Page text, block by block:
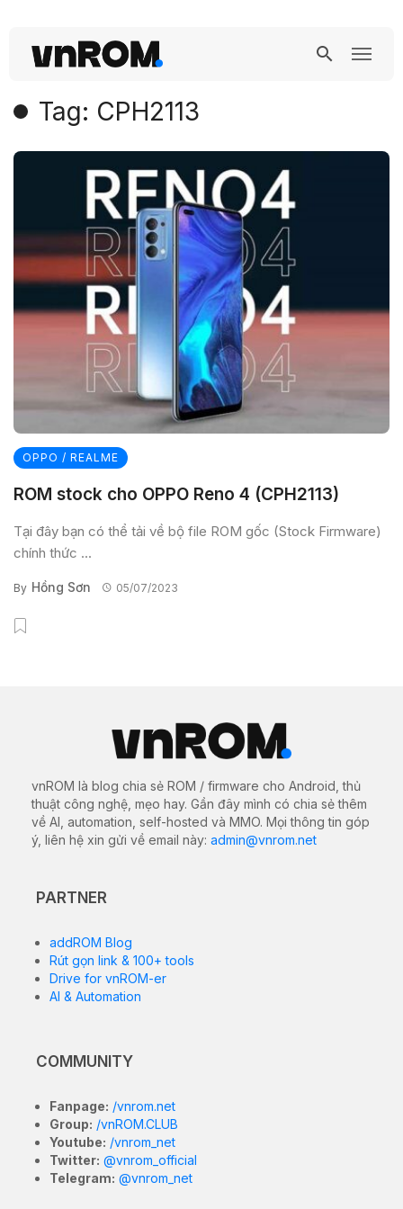
Tag: CPH2113
OPPO / REALME
ROM stock cho OPPO Reno 4 (CPH2113)
Tại đây bạn có thể tải về bộ file ROM gốc (Stock Firmware)
chính thức ...
By Hồng Sơn 05/07/2023
vnROM là blog chia sẻ ROM / firmware cho Android, thủ
thuật công nghệ, mẹo hay. Gần đây mình có chia sẻ thêm
về AI, automation, self-hosted và MMO. Mọi thông tin góp
ý, liên hệ xin gửi về email này: admin@vnrom.net
PARTNER
addROM Blog
Rút gọn link & 100+ tools
Drive for vnROM-er
AI & Automation
COMMUNITY
Fanpage: /vnrom.net
Group: /vnROM.CLUB
Youtube: /vnrom_net
Twitter: @vnrom_official
Telegram: @vnrom_net